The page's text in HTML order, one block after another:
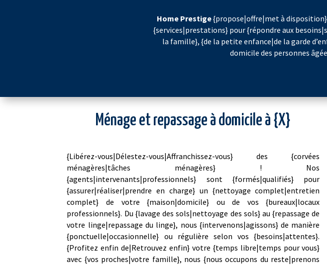
Home Prestige{propose|offre|met à
{services|prestations} pour {répondre aux
la famille}, {de la petite enfance|de la garde
domicile des personnes
Ménage et repassage à domicile à {X}
{Libérez-vous|Délestez-vous|Affranchissez-vous} des {corvées
ménagères|tâches ménagères} ! Nos
{agents|intervenants|professionnels} sont {formés|qualifiés} pour
{assurer|réaliser|prendre en charge} un {nettoyage complet|entretien
complet} de votre {maison|domicile} ou de vos {bureaux|locaux
professionnels}. Du {lavage des sols|nettoyage des sols} au {repassage de
votre linge|repassage du linge}, nous {intervenons|agissons} de manière
{ponctuelle|occasionnelle} ou régulière selon vos {besoins|attentes}.
{Profitez enfin de|Retrouvez enfin} votre {temps libre|temps pour vous}
avec {vos proches|votre famille}, nous {nous occupons du reste|prenons